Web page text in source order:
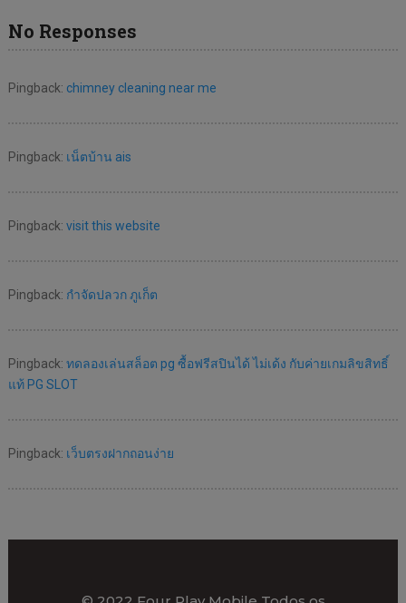
No Responses
Pingback: chimney cleaning near me
Pingback: เน็ตบ้าน ais
Pingback: visit this website
Pingback: กำจัดปลวก ภูเก็ต
Pingback: ทดลองเล่นสล็อต pg ซื้อฟรีสปินได้ ไม่เด้ง กับค่ายเกมลิขสิทธิ์
แท้ PG SLOT
Pingback: เว็บตรงฝากถอนง่าย